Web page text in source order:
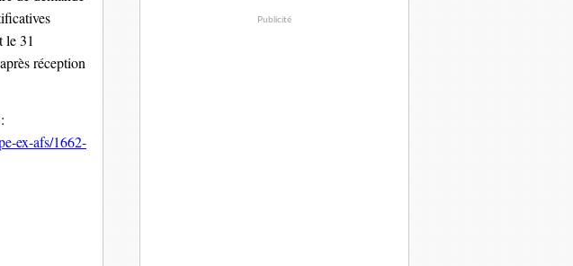
le 31
réception
ex-afs/1662-
Publicité